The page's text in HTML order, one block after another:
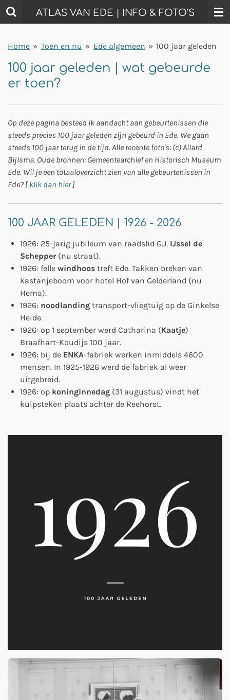
Ga
direct
de
ATLAS VAN EDE | INFO & FOTO'S
Home » Toen en nu » Ede algemeen » 100 jaar geleden
100 jaar geleden | wat gebeurde
er toen?
Op deze pagina besteed ik aandacht aan gebeurtenissen die
steeds precies 100 jaar geleden zijn gebeurd in Ede. We gaan
steeds 100 jaar terug in de tijd. Alle recente foto's: (c) Allard
Bijlsma. Oude bronnen: Gemeentearchief en Historisch Museum
Ede. Wil je een totaaloverzicht zien van alle gebeurtenissen in
Ede? [ klik dan hier]
100 JAAR GELEDEN | 1926 - 2026
1926: 25-jarig jubileum van raadslid G.J. IJssel de
Schepper(nu straat).
1926: felle windhoos treft Ede. Takken breken van
kastanjeboom voor hotel Hof van Gelderland (nu
Hema).
1926: noodlanding transport-vliegtuig op de Ginkelse
Heide.
1926: op 1 september werd Catharina (Kaatje)
Braafhart-Koudijs 100 jaar.
1926: bij de ENKA-fabriek werken inmiddels 4600
mensen. In 1925-1926 werd de fabriek al weer
uitgebreid.
1926: op koninginnedag (31 augustus) vindt het
kuipsteken plaats achter de Reehorst.